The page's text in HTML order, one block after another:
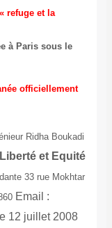
refuge et la
à Paris sous le
officiellement
Ridha Boukadi
Liberté et Equité
33 rue Mokhtar
Email :
12 juillet 2008